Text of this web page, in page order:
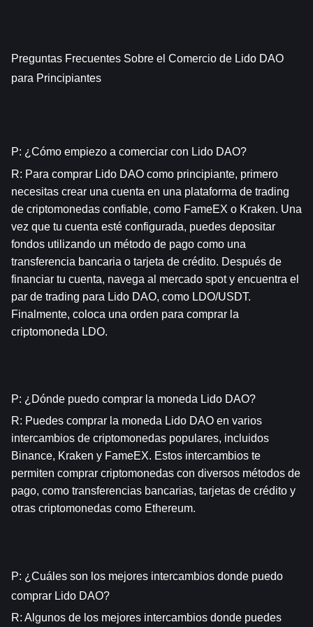
Preguntas Frecuentes Sobre el Comercio de Lido DAO
para Principiantes
P: ¿Cómo empiezo a comerciar con Lido DAO?
R: Para comprar Lido DAO como principiante, primero
necesitas crear una cuenta en una plataforma de trading
de criptomonedas confiable, como FameEX o Kraken. Una
vez que tu cuenta esté configurada, puedes depositar
fondos utilizando un método de pago como una
transferencia bancaria o tarjeta de crédito. Después de
financiar tu cuenta, navega al mercado spot y encuentra el
par de trading para Lido DAO, como LDO/USDT.
Finalmente, coloca una orden para comprar la
criptomoneda LDO.
P: ¿Dónde puedo comprar la moneda Lido DAO?
R: Puedes comprar la moneda Lido DAO en varios
intercambios de criptomonedas populares, incluidos
Binance, Kraken y FameEX. Estos intercambios te
permiten comprar criptomonedas con diversos métodos de
pago, como transferencias bancarias, tarjetas de crédito y
otras criptomonedas como Ethereum.
P: ¿Cuáles son los mejores intercambios donde puedo
comprar Lido DAO?
R: Algunos de los mejores intercambios donde puedes